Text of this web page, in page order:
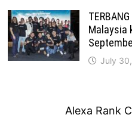
Malaysia
July
Alexa Rank